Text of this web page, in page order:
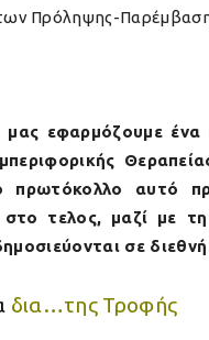
Πρόληψης-
εφαρμόζουμε ένα
πρωτόκολλο αυτό
στο τελος, μαζί με
σε
δια…της Τροφής